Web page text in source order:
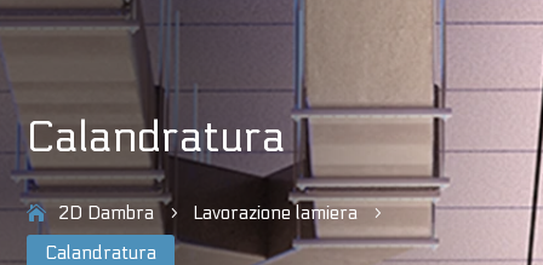
Calandratura
2D Dambra 5 Lavorazione lamiera 5
Calandratura